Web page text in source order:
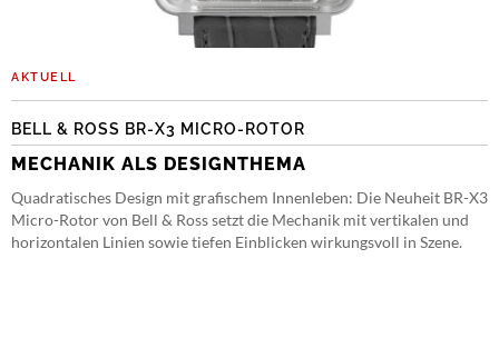
AKTUELL
BELL & ROSS BR-X3 MICRO-ROTOR
MECHANIK ALS DESIGNTHEMA
Quadratisches Design mit grafischem Innenleben: Die Neuheit BR-X3
Micro-Rotor von Bell & Ross setzt die Mechanik mit vertikalen und
horizontalen Linien sowie tiefen Einblicken wirkungsvoll in Szene.